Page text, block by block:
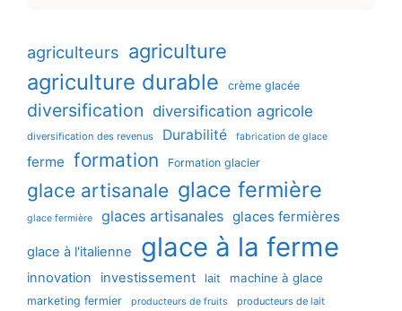
agriculteurs agriculture
agriculture durable crème glacée
diversification diversification agricole
diversification des revenus Durabilité fabrication de glace
ferme formation Formation glacier
glace artisanale glace fermière
glace fermière glaces artisanales glaces fermières
glace à l'italienne glace à la ferme
innovation investissement lait machine à glace
marketing fermier producteurs de fruits producteurs de lait